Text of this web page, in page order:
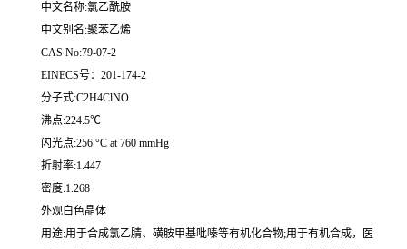
中文名称:氯乙酰胺
中文别名:聚苯乙烯
CAS No:79-07-2
EINECS号：201-174-2
分子式:C2H4ClNO
沸点:224.5℃
闪光点:256 °C at 760 mmHg
折射率:1.447
密度:1.268
外观白色晶体
用途:用于合成氯乙腈、磺胺甲基吡嗪等有机化合物;用于有机合成，医